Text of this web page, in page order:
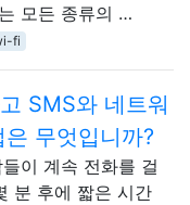
모든 종류의 …
fi
SMS와 네트워
무엇입니까?
이 계속 전화를 걸
분 후에 짧은 시간